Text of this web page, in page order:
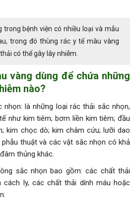
bệnh viện có nhiều loại và mẫu
trong đó thùng rác y tế màu vàng
có thể gây lây nhiễm.
vàng dùng để chứa những
nào?
nhọn: là những loại rác thải sắc nhọn,
như kim tiêm; bơm liền kim tiêm; đầu
kim chọc dò; kim châm cứu; lưỡi dao
thuật và các vật sắc nhọn có khả
thủng khác.
sắc nhọn bao gồm: các chất thải
cách ly, các chất thải dính máu hoặc